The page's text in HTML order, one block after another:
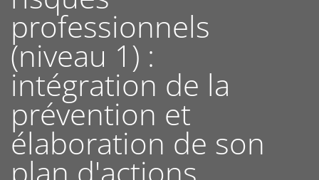
professionnels
(niveau 1) :
intégration de la
prévention et
élaboration de son